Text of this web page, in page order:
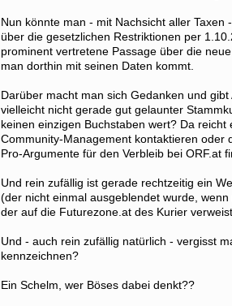
Nun könnte man - mit Nachsicht aller
über die gesetzlichen Restriktionen per
prominent vertretene Passage über die
man dorthin mit seinen Daten kommt.
Darüber macht man sich Gedanken und
vielleicht nicht gerade gut gelaunter
keinen einzigen Buchstaben wert? Da
Community-Management kontaktieren oder
Pro-Argumente für den Verbleib bei ORF.at
Und rein zufällig ist gerade rechtzeitig ein
(der nicht einmal ausgeblendet wurde,
der auf die Futurezone.at des Kurier
Und - auch rein zufällig natürlich - vergisst
kennzeichnen?
Ein Schelm, wer Böses dabei denkt??